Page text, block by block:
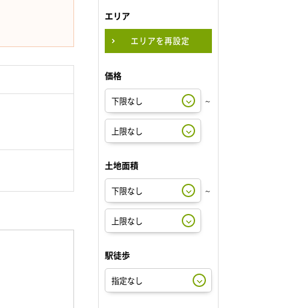
エリア
エリアを再設定
価格
～
土地面積
～
駅徒歩